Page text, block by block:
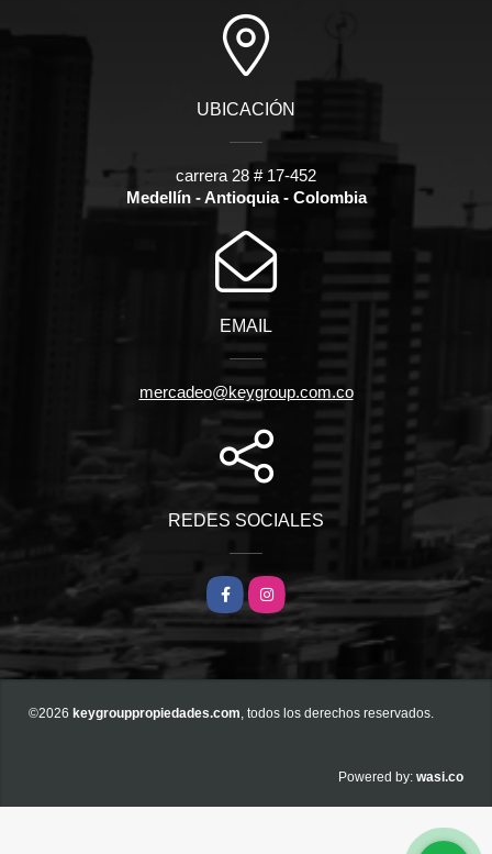
UBICACIÓN
carrera 28 # 17-452
Medellín - Antioquia - Colombia
EMAIL
mercadeo@keygroup.com.co
REDES SOCIALES
FacebookInstagram
©2026 keygrouppropiedades.com, todos los derechos reservados.
Powered by: wasi.co